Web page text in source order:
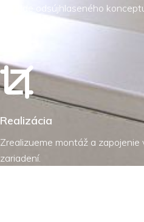
základe odsújhlaseného
Realizácia
Zrealizueme montáž a zapojenie
zariadení.